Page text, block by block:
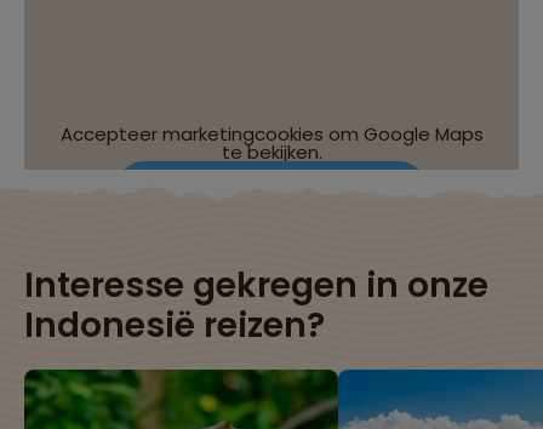
Accepteer marketingcookies om Google Maps
te bekijken.
Interesse gekregen in onze
Indonesië reizen?